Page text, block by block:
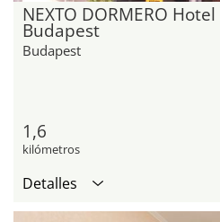
NEXTO DORMERO Hotel
Budapest
Budapest
1,6
kilómetros
Detalles